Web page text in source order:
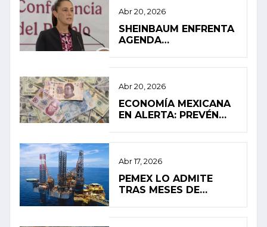
Abr 20, 2026
SHEINBAUM ENFRENTA
AGENDA
Abr 20, 2026
ECONOMÍA MEXICANA
EN ALERTA: PREVÉN
Abr 17, 2026
PEMEX LO ADMITE
TRAS MESES DE